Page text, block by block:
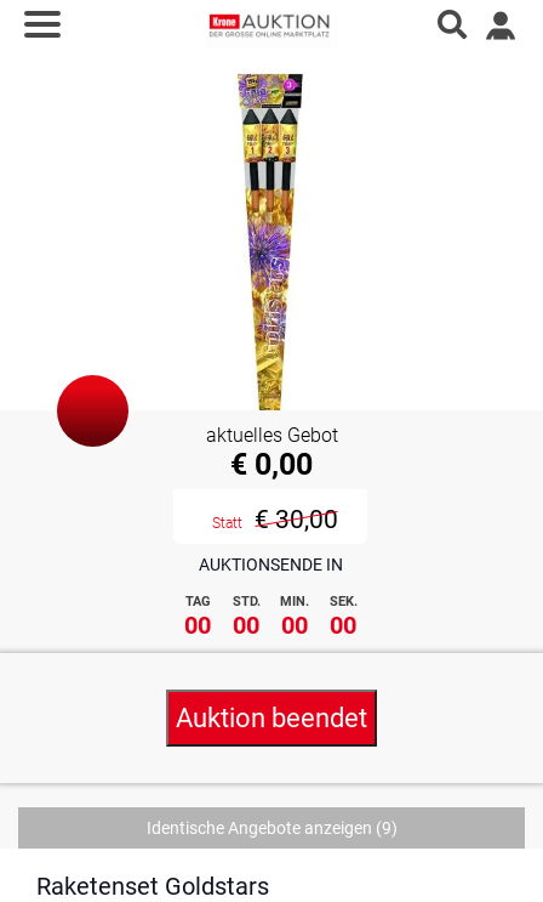
AUKTIONSENDE IN
TAG STD. MIN. SEK.
00 00 00 00
aktuelles Gebot
€ 0,00
Statt € 30,00
Auktion beendet
Identische Angebote anzeigen (9)
Raketenset Goldstars